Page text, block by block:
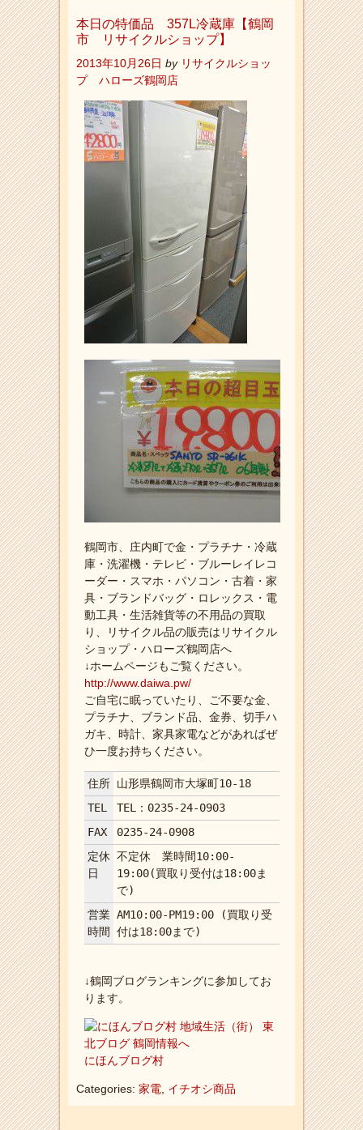
本日の特価品 357L冷蔵庫【鶴岡
市 リサイクルショップ】
2013年10月26日 by リサイクルショッ
プ ハローズ鶴岡店
鶴岡市、庄内町で金・プラチナ・冷蔵
庫・洗濯機・テレビ・ブルーレイレコ
ーダー・スマホ・パソコン・古着・家
具・ブランドバッグ・ロレックス・電
動工具・生活雑貨等の不用品の買取
り、リサイクル品の販売はリサイクル
ショップ・ハローズ鶴岡店へ
↓ホームページもご覧ください。
http://www.daiwa.pw/
ご自宅に眠っていたり、ご不要な金、
プラチナ、ブランド品、金券、切手ハ
ガキ、時計、家具家電などがあればぜ
ひ一度お持ちください。
住所 山形県鶴岡市大塚町10-18
TEL
TEL：0235-24-0903
FAX
0235-24-0908
定休
日
不定休 業時間10:00-
19:00(買取り受付は18:00ま
で)
営業
時間
AM10:00-PM19:00 (買取り受
付は18:00まで)
↓鶴岡ブログランキングに参加してお
ります。
にほんブログ村
Categories: 家電 イチオシ商品